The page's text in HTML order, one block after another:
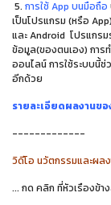
5. การใช้ App บนมือถือ
เป็นโปรแกรม (หรือ
และ Android โปรแกร
ข้อมูล(ของตนเอง) การ
ออนไลน์ การใช้ระบบนี้
อีกด้วย
รายละเอียดผลงานข
-------------
วิดีโอ นวัตกรรมและผล
... กด คลิก ที่หัวเรืองข้า